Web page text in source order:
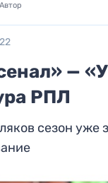
Автор
—
РПЛ
сезон уже